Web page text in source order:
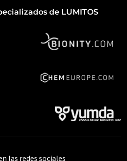
de LUMITOS
las redes sociales